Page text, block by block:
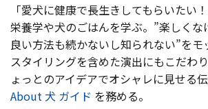
「愛犬に健康で長生きしてもらいたい
栄養学や犬のごはんを学ぶ。”楽しくな
良い方法も続かないし知られない”をモ
スタイリングを含めた演出にもこだわ
ょっとのアイデアでオシャレに見せる伝
About 犬 ガイド を務める。